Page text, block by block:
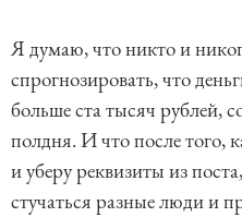
Я думаю, что никто и
спрогнозировать, что
больше ста тысяч рублей,
полдня. И что после того,
и уберу реквизиты из
стучаться разные люди и